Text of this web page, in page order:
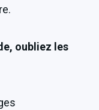
oubliez les